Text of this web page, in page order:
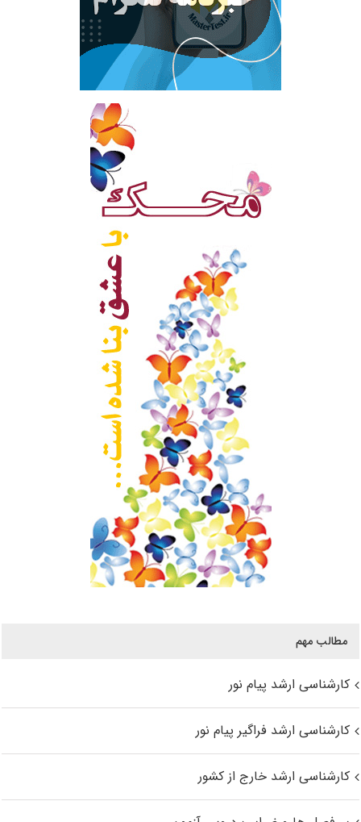
مطالب مهم
کارشناسی ارشد پیام نور
کارشناسی ارشد فراگیر پیام نور
کارشناسی ارشد خارج از کشور